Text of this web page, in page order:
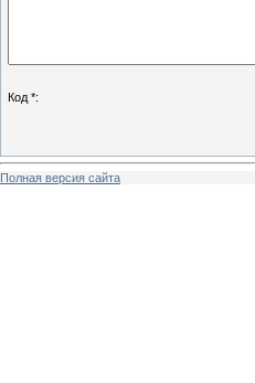
Код *:
Полная версия сайта